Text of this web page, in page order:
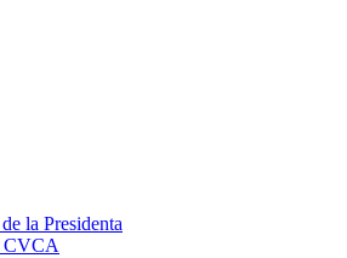
la Presidenta
CVCA